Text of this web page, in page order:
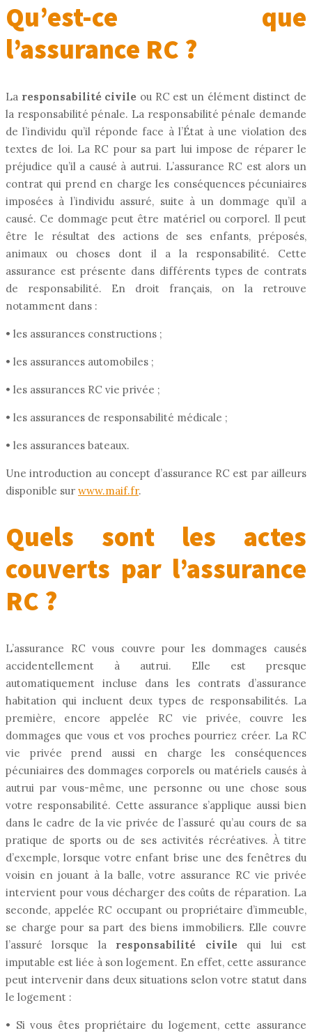
Qu’est-ce que
l’assurance RC ?
La responsabilité civile ou RC est un élément distinct de
la responsabilité pénale. La responsabilité pénale demande
de l’individu qu’il réponde face à l’État à une violation des
textes de loi. La RC pour sa part lui impose de réparer le
préjudice qu’il a causé à autrui. L’assurance RC est alors un
contrat qui prend en charge les conséquences pécuniaires
imposées à l’individu assuré, suite à un dommage qu’il a
causé. Ce dommage peut être matériel ou corporel. Il peut
être le résultat des actions de ses enfants, préposés,
animaux ou choses dont il a la responsabilité. Cette
assurance est présente dans différents types de contrats
de responsabilité. En droit français, on la retrouve
notamment dans :
• les assurances constructions ;
• les assurances automobiles ;
• les assurances RC vie privée ;
• les assurances de responsabilité médicale ;
• les assurances bateaux.
Une introduction au concept d’assurance RC est par ailleurs
disponible sur www.maif.fr.
Quels sont les actes
couverts par l’assurance
RC ?
L’assurance RC vous couvre pour les dommages causés
accidentellement à autrui. Elle est presque
automatiquement incluse dans les contrats d’assurance
habitation qui incluent deux types de responsabilités. La
première, encore appelée RC vie privée, couvre les
dommages que vous et vos proches pourriez créer. La RC
vie privée prend aussi en charge les conséquences
pécuniaires des dommages corporels ou matériels causés à
autrui par vous-même, une personne ou une chose sous
votre responsabilité. Cette assurance s’applique aussi bien
dans le cadre de la vie privée de l’assuré qu’au cours de sa
pratique de sports ou de ses activités récréatives. À titre
d’exemple, lorsque votre enfant brise une des fenêtres du
voisin en jouant à la balle, votre assurance RC vie privée
intervient pour vous décharger des coûts de réparation. La
seconde, appelée RC occupant ou propriétaire d’immeuble,
se charge pour sa part des biens immobiliers. Elle couvre
l’assuré lorsque la responsabilité civilequi lui est
imputable est liée à son logement. En effet, cette assurance
peut intervenir dans deux situations selon votre statut dans
le logement :
• Si vous êtes propriétaire du logement, cette assurance